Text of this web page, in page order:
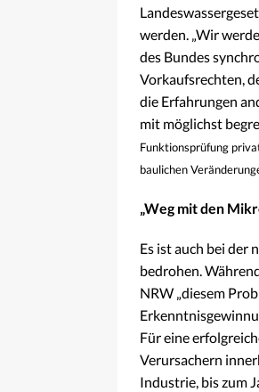
werden. „Wir
des Bundes
Vorkaufsrechten,
die Erfahrungen
mit möglichst
Funktionsprüfung
baulichen
„Weg mit den
Es ist auch bei der
bedrohen.
NRW „diesem
Für eine
Verursachern
Industrie, bis zum